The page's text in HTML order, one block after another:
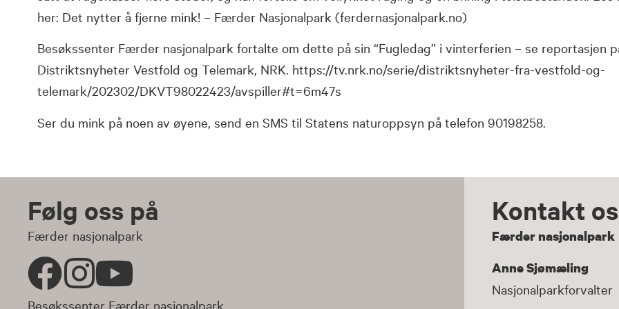
her: Det nytter å fjerne mink! – Færder Nasjonalpark (ferdernasjonalpark.no)
Besøkssenter Færder nasjonalpark fortalte om dette på sin “Fugledag” i vinterferien – se reportasjen
Distriktsnyheter Vestfold og Telemark, NRK. https://tv.nrk.no/serie/distriktsnyheter-fra-vestfold-og-
telemark/202302/DKVT98022423/avspiller#t=6m47s
Ser du mink på noen av øyene, send en SMS til Statens naturoppsyn på telefon 90198258.
Følg oss på
Færder nasjonalpark
Besøkssenter Færder nasjonalpark
Kontakt
Færder nasjonalpark
Anne Sjømæling
Nasjonalparkforvalter